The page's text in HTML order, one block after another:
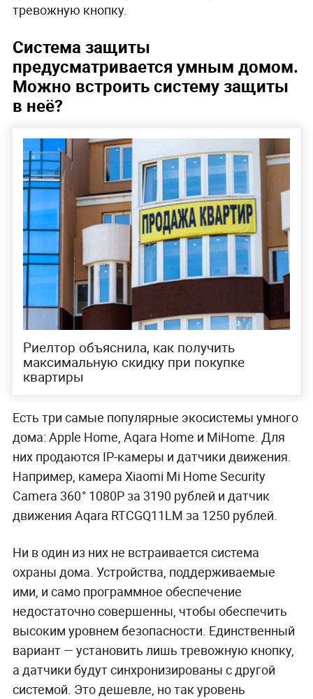
тревожную кнопку.
Система защиты
предусматривается умным домом.
Можно встроить систему защиты
в неё?
Риелтор объяснила, как получить
максимальную скидку при покупке
квартиры
Есть три самые популярные экосистемы умного
дома: Apple Home, Aqara Home и MiHome. Для
них продаются IP-камеры и датчики движения.
Например, камера Xiaomi Mi Home Security
Camera 360° 1080P за 3190 рублей и датчик
движения Aqara RTCGQ11LM за 1250 рублей.
Ни в один из них не встраивается система
охраны дома. Устройства, поддерживаемые
ими, и само программное обеспечение
недостаточно совершенны, чтобы обеспечить
высоким уровнем безопасности. Единственный
вариант — установить лишь тревожную кнопку,
а датчики будут синхронизированы с другой
системой. Это дешевле, но так уровень